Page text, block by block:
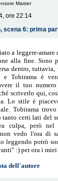
Master
ore 22:14
scena 6: prima
a leggere-amare
alla fine. Sono
dentro,
Tobirama è
il tuo
scriverlo qui,
Lo stile è
Tobirama
tanto certi lati del
culpa, però
vedo l'ora di
leggendo potrò
:) per ora i
dell'autore